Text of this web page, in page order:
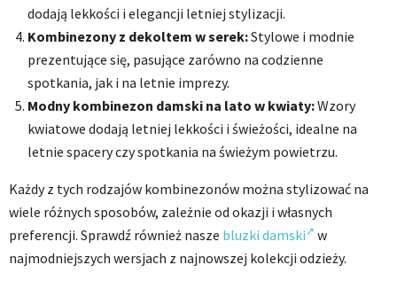
dodają lekkości i elegancji letniej stylizacji.
Kombinezony z dekoltem w serek:Stylowe i modnie
prezentujące się, pasujące zarówno na codzienne
spotkania, jak i na letnie imprezy.
Modny kombinezon damski na lato w kwiaty:Wzory
kwiatowe dodają letniej lekkości i świeżości, idealne na
letnie spacery czy spotkania na świeżym powietrzu.
Każdy z tych rodzajów kombinezonów można stylizować na
wiele różnych sposobów, zależnie od okazji i własnych
preferencji. Sprawdź również nasze bluzki damski
w
najmodniejszych wersjach z najnowszej kolekcji odzieży.